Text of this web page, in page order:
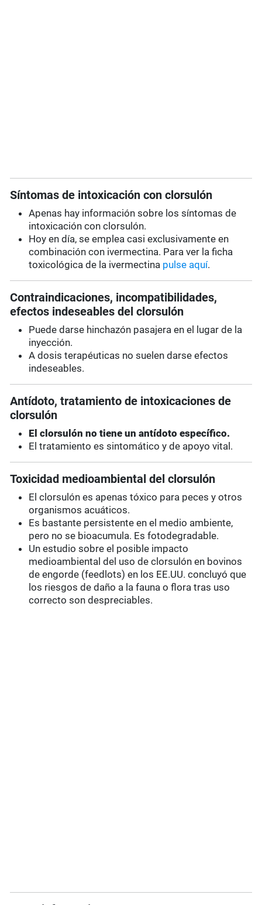
Síntomas de intoxicación con clorsulón
Apenas hay información sobre los síntomas de
intoxicación con clorsulón.
Hoy en día, se emplea casi exclusivamente en
combinación con ivermectina. Para ver la ficha
toxicológica de la ivermectina pulse aquí.
Contraindicaciones, incompatibilidades,
efectos indeseables del clorsulón
Puede darse hinchazón pasajera en el lugar de la
inyección.
A dosis terapéuticas no suelen darse efectos
indeseables.
Antídoto, tratamiento de intoxicaciones de
clorsulón
El clorsulón no tiene un antídoto específico.
El tratamiento es sintomático y de apoyo vital.
Toxicidad medioambiental del clorsulón
El clorsulón es apenas tóxico para peces y otros
organismos acuáticos.
Es bastante persistente en el medio ambiente,
pero no se bioacumula. Es fotodegradable.
Un estudio sobre el posible impacto
medioambiental del uso de clorsulón en bovinos
de engorde (feedlots) en los EE.UU. concluyó que
los riesgos de daño a la fauna o flora tras uso
correcto son despreciables.